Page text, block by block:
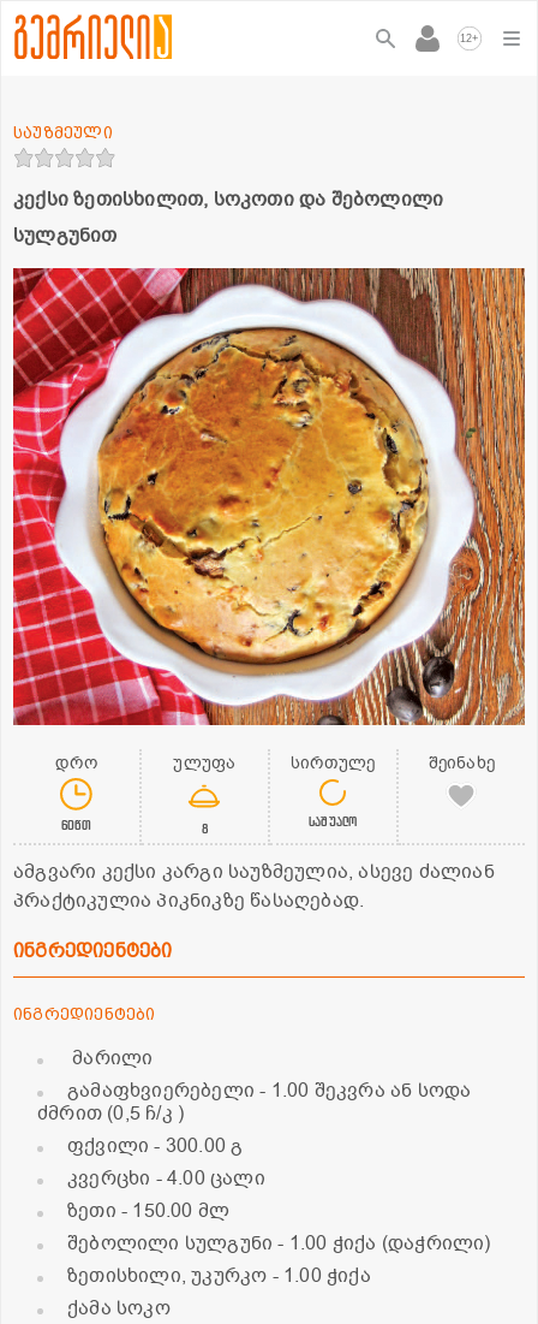
12+
კექსი ზეთისხილით, სოკოთი და შებოლილი
სულგუნით
საუზმეული
დრო
60წთ
ულუფა
8
სირთულე
საშუალო
შეინახე
ამგვარი კექსი კარგი საუზმეულია, ასევე ძალიან
პრაქტიკულია პიკნიკზე წასაღებად.
ინგრედიენტები
ინგრედიენტები
მარილი
გამაფხვიერებელი- 1.00 შეკვრა ან სოდა
ძმრით (0,5 ჩ/კ )
ფქვილი- 300.00 გ
კვერცხი - 4.00 ცალი
ზეთი - 150.00 მლ
შებოლილი სულგუნი- 1.00 ჭიქა (დაჭრილი)
ზეთისხილი, უკურკო - 1.00 ჭიქა
ქამა სოკო